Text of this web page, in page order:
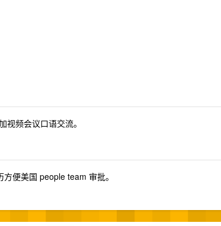
频会议口语交流。
便美国 people team 审批。